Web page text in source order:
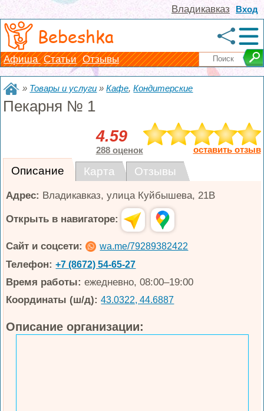
Вход
Владикавказ
Bebeshka
Афиша Статьи Отзывы
» Товары и услуги »Кафе,Кондитерские
Пекарня № 1
4.59
288 оценок оставить отзыв
Описание Карта Отзывы
Адрес: Владикавказ,улица Куйбышева, 21В
Открыть в навигаторе:
Сайт и соцсети: wa.me/79289382422
Телефон: +7 (8672) 54-65-27
Время работы: ежедневно, 08:00–19:00
Координаты (ш/д): 43.0322, 44.6887
Описание организации: